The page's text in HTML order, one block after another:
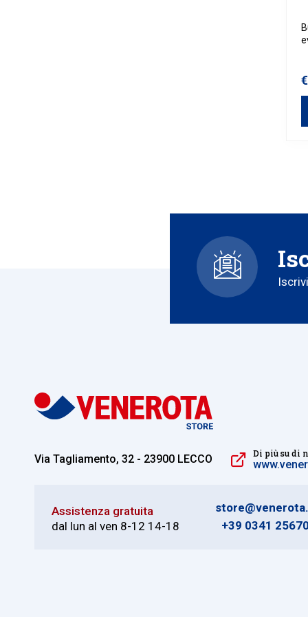
Via Tagliamento, 32 - 23900 LECCO Di più su di
Assistenza gratuita
dal lun al ven 8-12 14-18
+39 0341